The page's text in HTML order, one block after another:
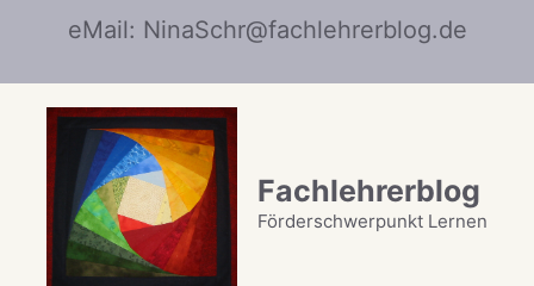
eMail: NinaSchr@fachlehrerblog.de
Fachlehrerblog
Förderschwerpunkt Lernen